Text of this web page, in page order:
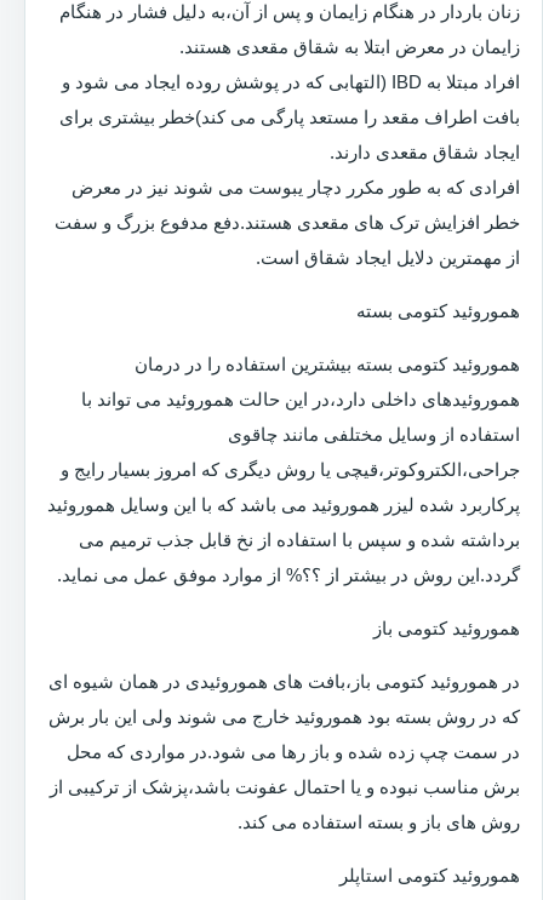
زنان باردار در هنگام زایمان و پس از آن،به دلیل فشار در هنگام
زایمان در معرض ابتلا به شقاق مقعدی هستند.
افراد مبتلا به IBD (التهابی که در پوشش روده ایجاد می شود و
بافت اطراف مقعد را مستعد پارگی می کند)خطر بیشتری برای
ایجاد شقاق مقعدی دارند.
افرادی که به طور مکرر دچار یبوست می شوند نیز در معرض
خطر افزایش ترک های مقعدی هستند.دفع مدفوع بزرگ و سفت
از مهمترین دلایل ایجاد شقاق است.
هموروئید کتومی بسته
هموروئید کتومی بسته بیشترین استفاده را در درمان
هموروئیدهای داخلی دارد،در این حالت هموروئید می تواند با
استفاده از وسایل مختلفی مانند چاقوی
جراحی،الکتروکوتر،قیچی یا روش دیگری که امروز بسیار رایج و
پرکاربرد شده لیزر هموروئید می باشد که با این وسایل هموروئید
برداشته شده و سپس با استفاده از نخ قابل جذب ترمیم می
گردد.این روش در بیشتر از ؟؟% از موارد موفق عمل می نماید.
هموروئید کتومی باز
در هموروئید کتومی باز،بافت های هموروئیدی در همان شیوه ای
که در روش بسته بود هموروئید خارج می شوند ولی این بار برش
در سمت چپ زده شده و باز رها می شود.در مواردی که محل
برش مناسب نبوده و یا احتمال عفونت باشد،پزشک از ترکیبی از
روش های باز و بسته استفاده می کند.
هموروئید کتومی استاپلر